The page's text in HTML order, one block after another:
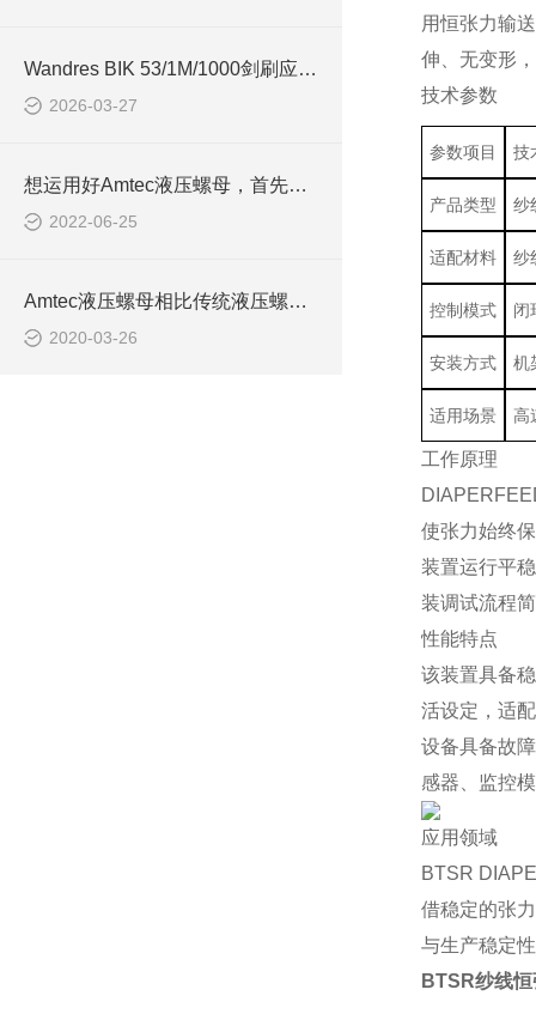
Wandres BIK 53/1M/1000剑刷应用于汽车制造领域
2026-03-27
想运用好Amtec液压螺母，首先要先了解它的原理
2022-06-25
Amtec液压螺母相比传统液压螺母具有哪些优势？
2020-03-26
用恒张力输
伸、无变形
技术参数
参数项目 技
产品类型 纱
适配材料 纱
控制模式 闭
安装方式 机
适用场景 高
工作原理
使张力始终
装置运行平
装调试流程
性能特点
该装置具备
活设定，适
设备具备故
感器、监控
应用领域
BTSR
借稳定的张
与生产稳定
BTSR纱线